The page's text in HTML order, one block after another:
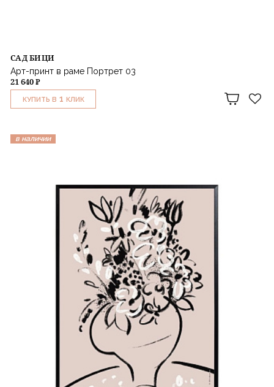
САД БИЦИ
Арт-принт в раме Портрет 03
21 640 ₽
КУПИТЬ В 1 КЛИК
в наличии